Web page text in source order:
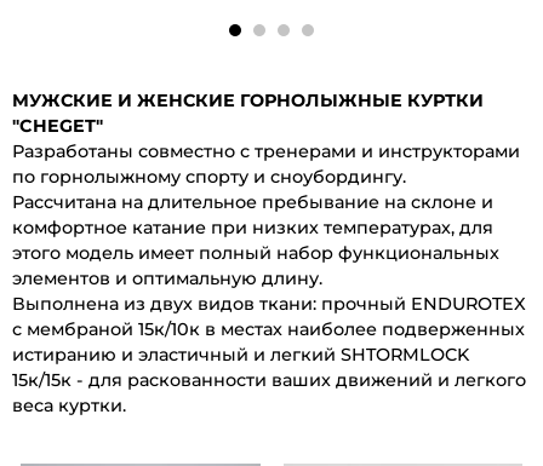
МУЖСКИЕ И ЖЕНСКИЕ ГОРНОЛЫЖНЫЕ КУРТКИ
"CHEGET"
Разработаны совместно с тренерами и инструкторами
по горнолыжному спорту и сноубордингу.
Рассчитана на длительное пребывание на склоне и
комфортное катание при низких температурах, для
этого модель имеет полный набор функциональных
элементов и оптимальную длину.
Выполнена из двух видов ткани: прочный ENDUROTEX
с мембраной 15к/10к в местах наиболее подверженных
истиранию и эластичный и легкий SHTORMLOCK
15к/15к - для раскованности ваших движений и легкого
веса куртки.